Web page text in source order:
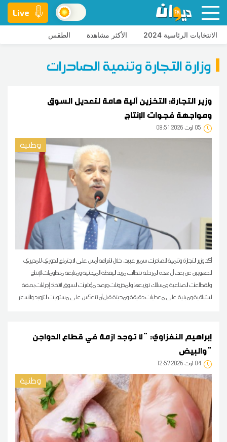
Live
الانتخابات الرئاسية 2024 الأكثر مشاهدة الطقس
وزارة التجارة وتنمية الصادرات
وزير التجارة: التخزين آلية هامة لتعديل السوق
ومواجهة فجوات الإنتاج
05 08:51 2026 أوت
وطنية
أكد وزير التجارة وتنمية الصادرات سمير عبيد، خلال اشرافه أمس على الاجتماع الدوري للمديري
الجهويين عن بعد، أن هذه المرحلة تتطلب مزيد اليقظة الميدانية ومتابعة منظومات الإنتاج
والقطاعات الصناعية ومسالك توزيعها والمخزونات ورصد مؤشرات السوق لاتخاذ إجراءات بصفة
استباقية ومبنية على معطيات دقيقة ومحينة قبل أن تنعكس على مستويات التزويد والأسعار
إبراهيم النفزاوي: "لا توجد ازمة في قطاع الدواجن
والبيض"
04 12:57 2026 أوت
وطنية